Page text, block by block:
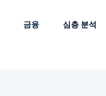
금융 심층 분석